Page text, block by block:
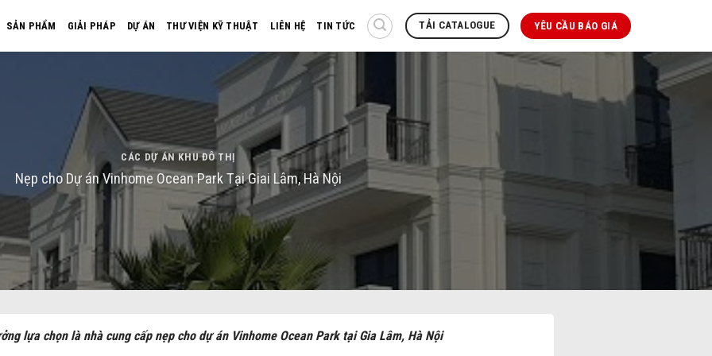
SẢN PHẨM GIẢI PHÁP DỰ ÁN THƯ VIỆN KỸ THUẬT LIÊN HỆ TIN TỨC TẢI CATALOGUE YÊU CẦU BÁO GIÁ
CÁC DỰ ÁN KHU ĐÔ THỊ
Nẹp cho Dự án Vinhome Ocean Park Tại Giai Lâm, Hà Nội
lựa chọn là nhà cung cấp nẹp cho dự án Vinhome Ocean Park tại Gia Lâm, Hà Nội